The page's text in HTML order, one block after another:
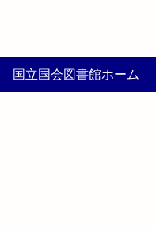
国立国会図書館ホーム